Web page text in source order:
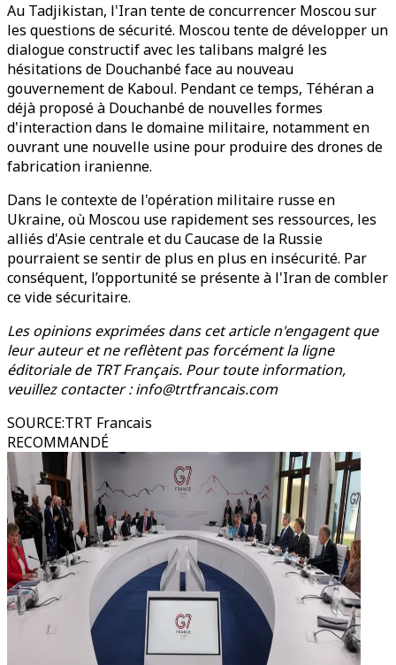
Au Tadjikistan, l'Iran tente de concurrencer Moscou sur
les questions de sécurité. Moscou tente de développer un
dialogue constructif avec les talibans malgré les
hésitations de Douchanbé face au nouveau
gouvernement de Kaboul. Pendant ce temps, Téhéran a
déjà proposé à Douchanbé de nouvelles formes
d'interaction dans le domaine militaire, notamment en
ouvrant une nouvelle usine pour produire des drones de
fabrication iranienne.
Dans le contexte de l'opération militaire russe en
Ukraine, où Moscou use rapidement ses ressources, les
alliés d'Asie centrale et du Caucase de la Russie
pourraient se sentir de plus en plus en insécurité. Par
conséquent, l’opportunité se présente à l'Iran de combler
ce vide sécuritaire.
Les opinions exprimées dans cet article n'engagent que
leur auteur et ne reflètent pas forcément la ligne
éditoriale de TRT Français. Pour toute information,
veuillez contacter : info@trtfrancais.com
SOURCE:TRT Francais
RECOMMANDÉ